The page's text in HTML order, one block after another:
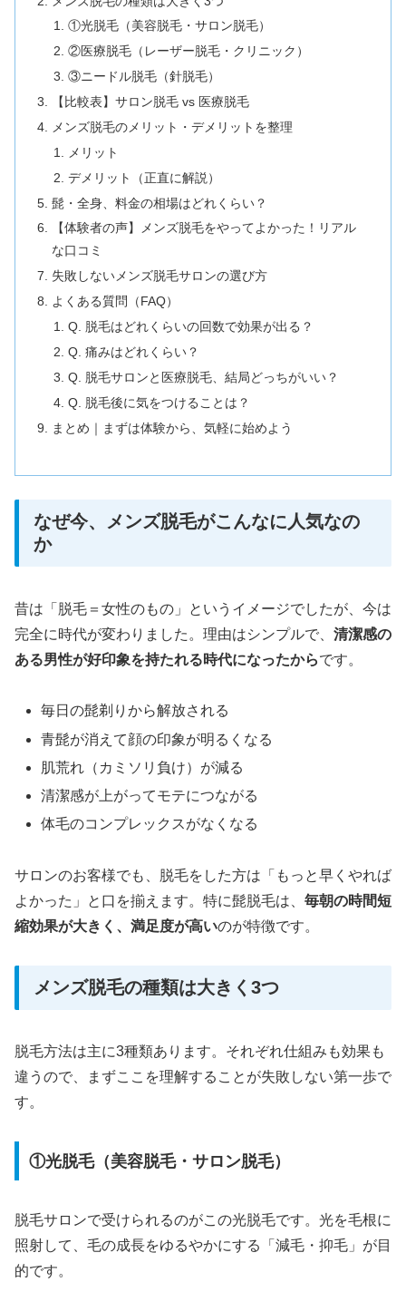
①光脱毛（美容脱毛・サロン脱毛）
②医療脱毛（レーザー脱毛・クリニック）
③ニードル脱毛（針脱毛）
【比較表】サロン脱毛 vs 医療脱毛
メンズ脱毛のメリット・デメリットを整理
メリット
デメリット（正直に解説）
髭・全身、料金の相場はどれくらい？
【体験者の声】メンズ脱毛をやってよかった！リアル
な口コミ
失敗しないメンズ脱毛サロンの選び方
よくある質問（FAQ）
Q. 脱毛はどれくらいの回数で効果が出る？
Q. 痛みはどれくらい？
Q. 脱毛サロンと医療脱毛、結局どっちがいい？
Q. 脱毛後に気をつけることは？
まとめ｜まずは体験から、気軽に始めよう
なぜ今、メンズ脱毛がこんなに人気なの
か
昔は「脱毛＝女性のもの」というイメージでしたが、今は
完全に時代が変わりました。理由はシンプルで、 清潔感の
ある男性が好印象を持たれる時代になったからです。
毎日の髭剃りから解放される
青髭が消えて顔の印象が明るくなる
肌荒れ（カミソリ負け）が減る
清潔感が上がってモテにつながる
体毛のコンプレックスがなくなる
サロンのお客様でも、脱毛をした方は「もっと早くやれば
よかった」と口を揃えます。特に髭脱毛は、 毎朝の時間短
縮効果が大きく、満足度が高いのが特徴です。
メンズ脱毛の種類は大きく3つ
脱毛方法は主に3種類あります。それぞれ仕組みも効果も
違うので、まずここを理解することが失敗しない第一歩で
す。
①光脱毛（美容脱毛・サロン脱毛）
脱毛サロンで受けられるのがこの光脱毛です。光を毛根に
照射して、毛の成長をゆるやかにする「減毛・抑毛」が目
的です。